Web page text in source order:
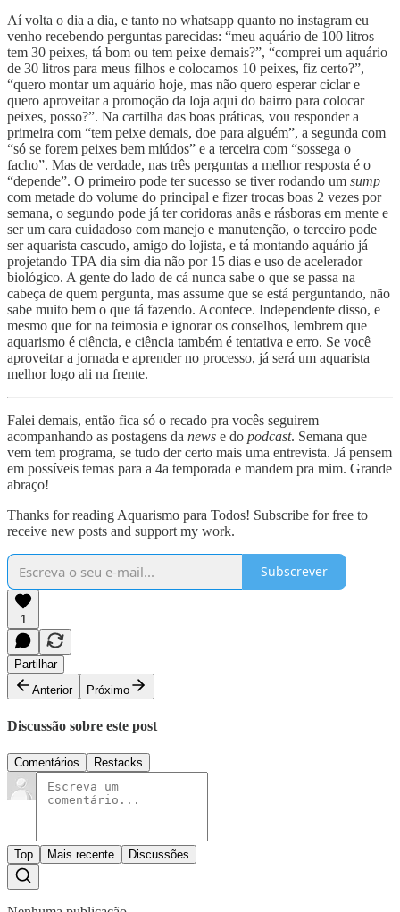
Aí volta o dia a dia, e tanto no whatsapp quanto no instagram eu
venho recebendo perguntas parecidas: “meu aquário de 100 litros
tem 30 peixes, tá bom ou tem peixe demais?”, “comprei um aquário
de 30 litros para meus filhos e colocamos 10 peixes, fiz certo?”,
“quero montar um aquário hoje, mas não quero esperar ciclar e
quero aproveitar a promoção da loja aqui do bairro para colocar
peixes, posso?”. Na cartilha das boas práticas, vou responder a
primeira com “tem peixe demais, doe para alguém”, a segunda com
“só se forem peixes bem miúdos” e a terceira com “sossega o
facho”. Mas de verdade, nas três perguntas a melhor resposta é o
“depende”. O primeiro pode ter sucesso se tiver rodando um sump
com metade do volume do principal e fizer trocas boas 2 vezes por
semana, o segundo pode já ter coridoras anãs e rásboras em mente e
ser um cara cuidadoso com manejo e manutenção, o terceiro pode
ser aquarista cascudo, amigo do lojista, e tá montando aquário já
projetando TPA dia sim dia não por 15 dias e uso de acelerador
biológico. A gente do lado de cá nunca sabe o que se passa na
cabeça de quem pergunta, mas assume que se está perguntando, não
sabe muito bem o que tá fazendo. Acontece. Independente disso, e
mesmo que for na teimosia e ignorar os conselhos, lembrem que
aquarismo é ciência, e ciência também é tentativa e erro. Se você
aproveitar a jornada e aprender no processo, já será um aquarista
melhor logo ali na frente.
Falei demais, então fica só o recado pra vocês seguirem
acompanhando as postagens da news e do podcast. Semana que
vem tem programa, se tudo der certo mais uma entrevista. Já pensem
em possíveis temas para a 4a temporada e mandem pra mim. Grande
abraço!
Thanks for reading Aquarismo para Todos! Subscribe for free to
receive new posts and support my work.
Subscrever
1
Partilhar
Anterior
Próximo
Discussão sobre este post
Comentários Restacks
Top Mais recente Discussões